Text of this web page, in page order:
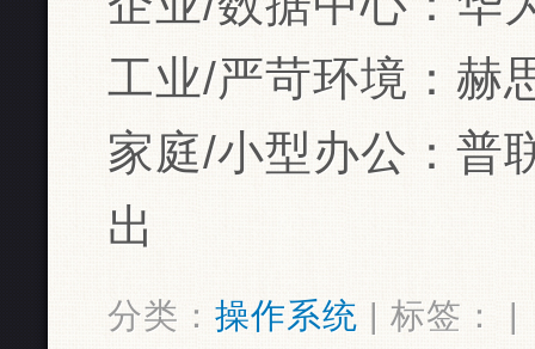
工业/严苛环境‌：赫
家庭/小型办公‌：‌普
出
分类： 操作系统 | 标签： |